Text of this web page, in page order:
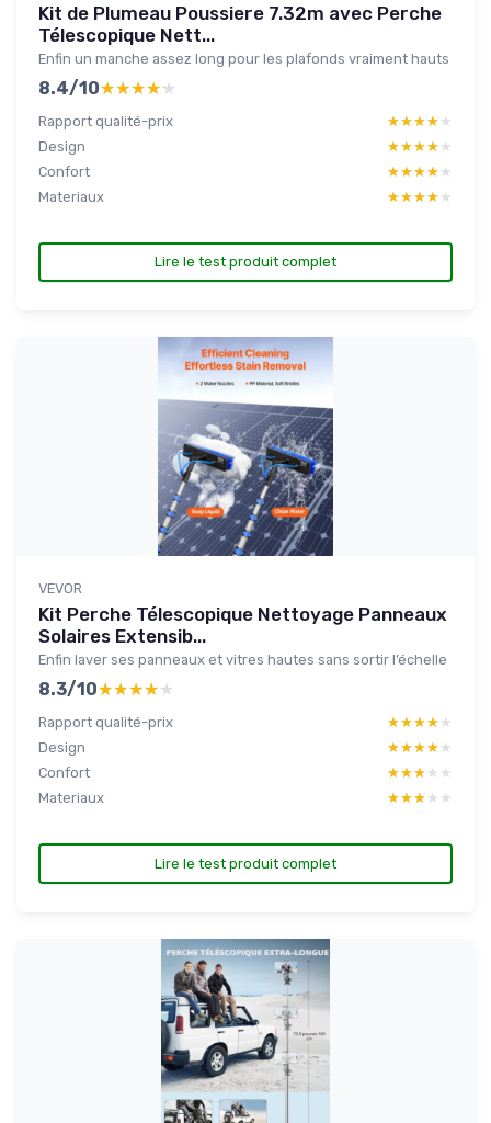
Kit de Plumeau Poussiere 7.32m avec Perche
Télescopique Nett...
Enfin un manche assez long pour les plafonds vraiment hauts
8.4/10★★★★★
★★★★★
Rapport qualité-prix ★★★★★
★★★★★
Design
★★★★★
★★★★★
Confort
★★★★★
★★★★★
Materiaux
★★★★★
★★★★★
Lire le test produit complet
VEVOR
Kit Perche Télescopique Nettoyage Panneaux
Solaires Extensib...
Enfin laver ses panneaux et vitres hautes sans sortir l’échelle
8.3/10★★★★★
★★★★★
Rapport qualité-prix ★★★★★
★★★★★
Design
★★★★★
★★★★★
Confort
★★★★★
★★★★★
Materiaux
★★★★★
★★★★★
Lire le test produit complet